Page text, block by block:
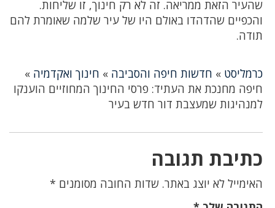
שהעיר הזאת ממריאה. זה לא רק חינוך, זו שליחות.
והכפיים שהדהדו באולם היו של עיר שלמה שאומרת להם
תודה.
כרמליסט » חדשות חיפה והסביבה » חינוך ואקדמיה »
חיפה מחנכת את העתיד: פרסי החינוך המחוזיים הוענקו
למנהיגות שמעצבת דור חדש בעיר
כתיבת תגובה
האימייל לא יוצג באתר. שדות החובה מסומנים *